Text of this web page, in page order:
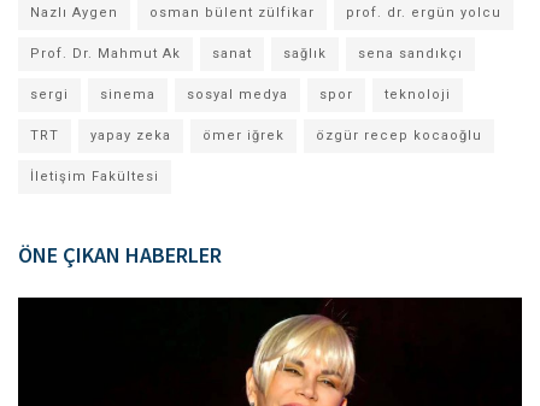
Nazlı Aygen osman bülent zülfikar prof. dr. ergün yolcu
Prof. Dr. Mahmut Ak sanat sağlık sena sandıkçı
sergi sinema sosyal medya spor teknoloji
TRT yapay zeka ömer iğrek özgür recep kocaoğlu
İletişim Fakültesi
ÖNE ÇIKAN HABERLER